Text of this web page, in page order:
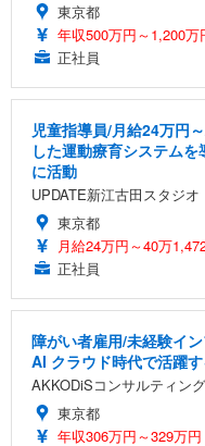
東京都
年収500万円～1,200万
正社員
児童指導員/月給24万円
した運動療育システム
に活動
UPDATE新江古田スタジオ
東京都
月給24万円～40万
正社員
障がい者雇用/未経験イ
AI クラウド時代で活躍
AKKODiSコンサルティン
東京都
年収306万円～329万円